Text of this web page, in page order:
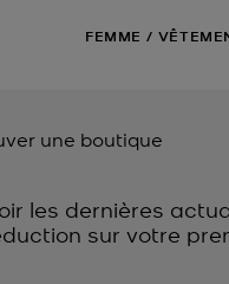
FEMME /
une boutique
les dernières
sur votre